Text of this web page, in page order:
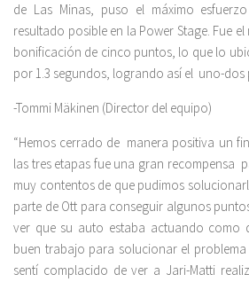
de Las Minas, puso el máximo
resultado posible en la Power Stage. Fue
bonificación de cinco puntos, lo que lo
por 1.3 segundos, logrando así el uno-dos
-Tommi Mäkinen (Director del equipo)
“Hemos cerrado de manera positiva un
las tres etapas fue una gran recompensa
muy contentos de que pudimos
parte de Ott para conseguir algunos
ver que su auto estaba actuando como
buen trabajo para solucionar el problema
sentí complacido de ver a Jari-Matti